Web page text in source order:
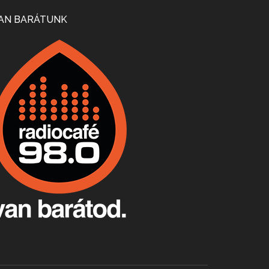
Apr 24, 2026 • 00:38:10
Villány, kékfrankos, Jackfall
Apr 17, 2026 • 00:35:38
Apr 9, 2026 • 00:37:17
BARÁTUNK